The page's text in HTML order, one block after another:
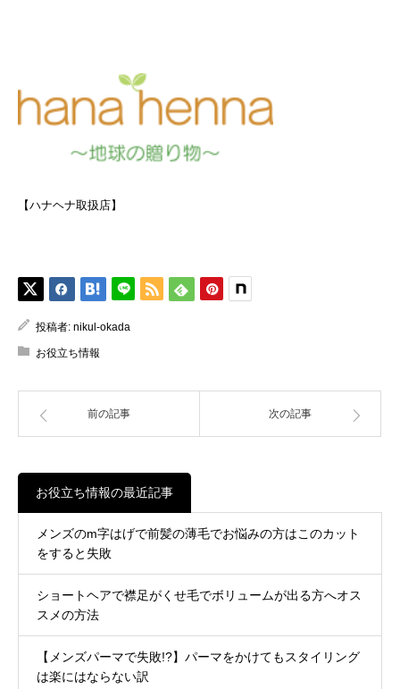
【ハナヘナ取扱店】
投稿者: nikul-okada
お役立ち情報
前の記事 次の記事
お役立ち情報の最近記事
メンズのm字はげで前髪の薄毛でお悩みの方はこのカット
をすると失敗
ショートヘアで襟足がくせ毛でボリュームが出る方へオス
スメの方法
【メンズパーマで失敗!?】パーマをかけてもスタイリング
は楽にはならない訳